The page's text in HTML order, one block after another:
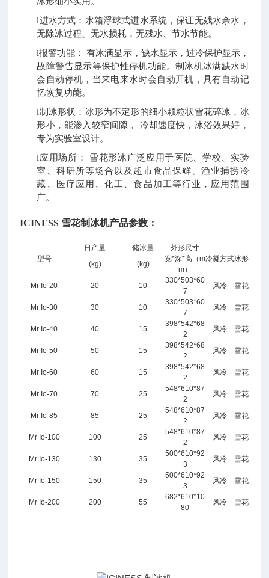
l进水方式：水箱浮球式进水系统，保证无残水余水，
无除冰过程、无水损耗，无残水、节水节能。
l报警功能：
有冰满显示，缺水显示，过冷保护显示，
故障警告显示等保护性停机功能。制冰机冰满缺水时
会自动停机，当来电来水时会自动开机，具有自动记
忆恢复功能。
l制冰形状：冰形为不定形的细小颗粒状雪花碎冰，冰
形小，能渗入较窄间隙，
冷却速度快，冰浴效果好，
专为实验室设计。
l应用场所：
雪花形冰广泛应用于医院、学校、实验
室、科研所等场合以及超市食品保鲜、渔业捕捞冷
藏、医疗应用、化工、食品加工等行业，应用范围
广。
ICINESS 雪花制冰机产品参数：
型号
日产量 储冰量
外形尺寸
冷凝方式冰形
(kg) (kg)
宽*深*高（m
m）
Mr Io-20
20 10
330*503*60
7
风冷 雪花
Mr Io-30 30 10
330*503*60
7
风冷 雪花
Mr Io-40 40 15
398*542*68
2
风冷 雪花
Mr Io-50 50 15
398*542*68
2
风冷 雪花
Mr Io-60 60 15
398*542*68
2
风冷 雪花
Mr Io-70 70 25
548*610*87
2
风冷 雪花
Mr Io-85 85 25
548*610*87
2
风冷 雪花
Mr Io-100 100 25
548*610*87
2
风冷 雪花
Mr Io-130 130 35
500*610*92
3
风冷 雪花
Mr Io-150 150 35
500*610*92
3
风冷 雪花
Mr Io-200 200 55
682*610*10
80
风冷 雪花